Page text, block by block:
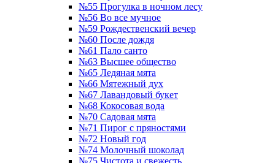
№55 Прогулка в ночном лесу
№56 Во все мучное
№59 Рождественский вечер
№60 После дождя
№61 Пало санто
№63 Высшее общество
№65 Ледяная мята
№66 Мятежный дух
№67 Лавандовый букет
№68 Кокосовая вода
№70 Садовая мята
№71 Пирог с пряностями
№72 Новый год
№74 Молочный шоколад
№75 Чистота и свежесть